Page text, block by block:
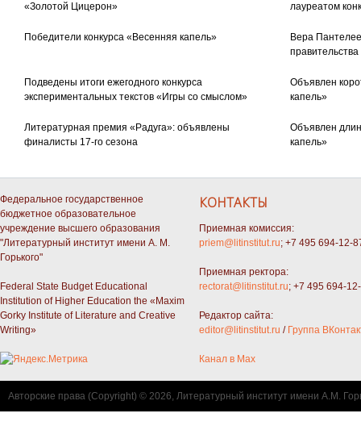
«Золотой Цицерон»
лауреатом
Победители конкурса «Весенняя капель»
Вера
Подведены итоги ежегодного конкурса
экспериментальных текстов «Игры со смыслом»
Объявлен
капель»
Литературная премия «Радуга»: объявлены
финалисты 17-го сезона
Объявлен
капель»
Федеральное государственное
бюджетное образовательное
учреждение высшего образования
"Литературный институт имени А. М.
Горького"
Federal State Budget Educational
Institution of Higher Education the «Maxim
Gorky Institute of Literature and Creative
Writing»
КОНТАКТЫ
Приемная комиссия:
priem@litinstitut.ru; +7 495 694-12-
Приемная ректора:
rectorat@litinstitut.ru; +7 495 694-
Редактор сайта:
editor@litinstitut.ru / Группа
Канал в Max
Авторские права (Copyright) © 2026, Литературный институт имени А.М.